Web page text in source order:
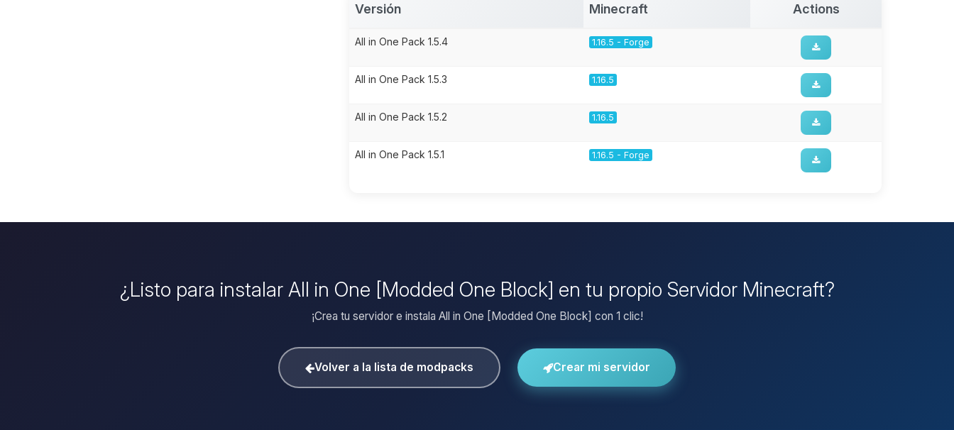
Versión Minecraft Actions
All in One Pack 1.5.4 1.16.5 - Forge
All in One Pack 1.5.3 1.16.5
All in One Pack 1.5.2 1.16.5
All in One Pack 1.5.1 1.16.5 - Forge
¿Listo para instalar All in One [Modded One Block] en tu propio Servidor Minecraft?
¡Crea tu servidor e instala All in One [Modded One Block] con 1 clic!
Volver a la lista de modpacks Crear mi servidor